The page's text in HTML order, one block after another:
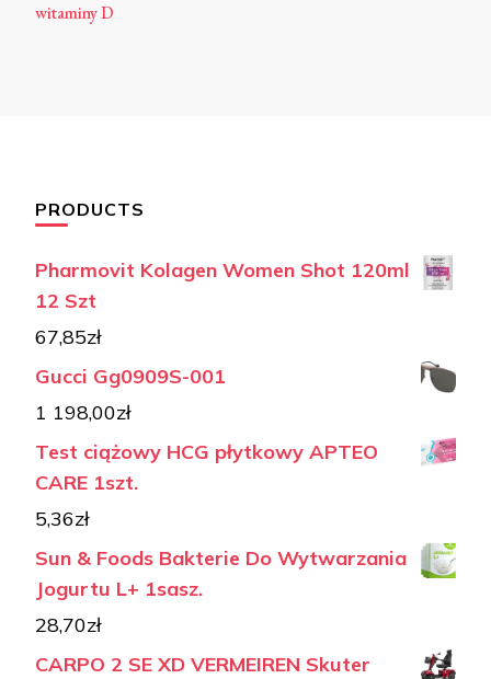
witaminy D
PRODUCTS
Pharmovit Kolagen Women Shot 120ml
12 Szt
67,85zł
Gucci Gg0909S-001
1 198,00zł
Test ciążowy HCG płytkowy APTEO
CARE 1szt.
5,36zł
Sun & Foods Bakterie Do Wytwarzania
Jogurtu L+ 1sasz.
28,70zł
CARPO 2 SE XD VERMEIREN Skuter